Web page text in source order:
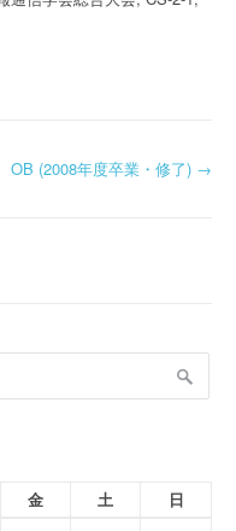
OB (2008年度卒業・修了) →
金 土
日